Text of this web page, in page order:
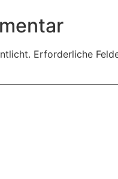
Erforderliche